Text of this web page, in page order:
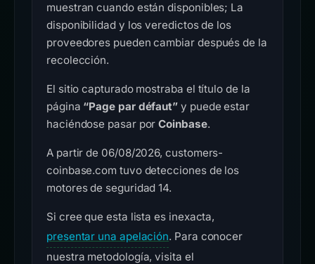
muestran cuando están disponibles; La
disponibilidad y los veredictos de los
proveedores pueden cambiar después de la
recolección.
El sitio capturado mostraba el título de la
página “Page par défaut” y puede estar
haciéndose pasar porCoinbase.
A partir de 06/08/2026, customers-
coinbase.com tuvo detecciones de los
motores de seguridad 14.
Si cree que esta lista es inexacta,
presentar una apelación. Para conocer
nuestra metodología, visita el